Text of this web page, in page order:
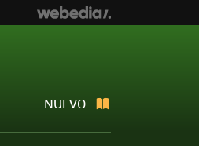
NUEVO